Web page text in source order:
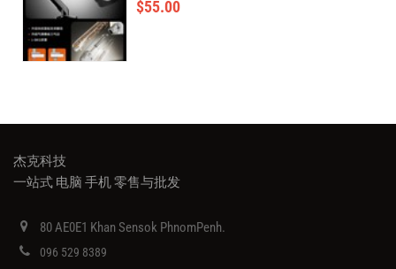
$55.00
杰克科技
一站式 电脑 手机 零售与批发
80 AE0E1 Khan Sensok PhnomPenh.
096 529 8389